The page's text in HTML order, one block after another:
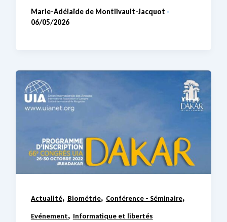
Marie-Adélaïde de Montlivault-Jacquot -
06/05/2026
Actualité, Biométrie, Conférence - Séminaire,
Evénement, Informatique et libertés